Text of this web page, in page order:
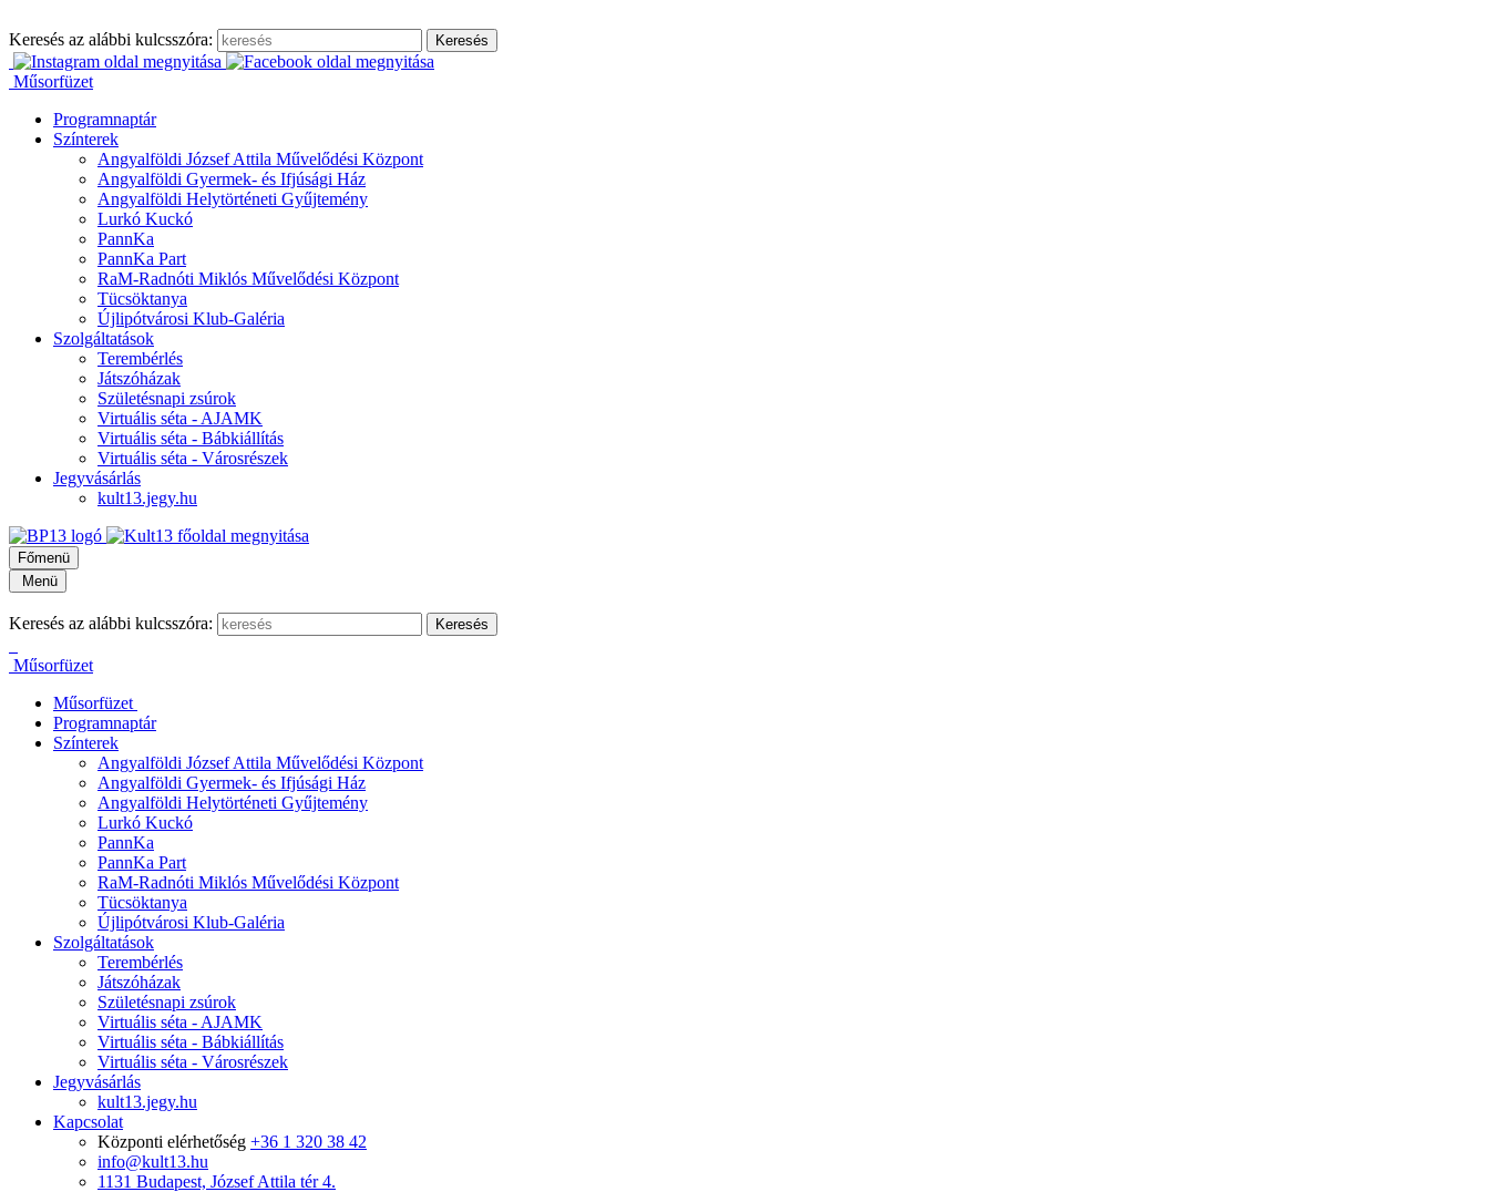
a
tartalomhoz
Keresés az alábbi kulcsszóra:
Műsorfüzet
Programnaptár
Színterek
Angyalföldi József Attila Művelődési Központ
Angyalföldi Gyermek- és Ifjúsági Ház
Angyalföldi Helytörténeti Gyűjtemény
Lurkó Kuckó
PannKa
PannKa Part
RaM-Radnóti Miklós Művelődési Központ
Tücsöktanya
Újlipótvárosi Klub-Galéria
Szolgáltatások
Terembérlés
Játszóházak
Születésnapi zsúrok
Virtuális séta - AJAMK
Virtuális séta - Bábkiállítás
Virtuális séta - Városrészek
Jegyvásárlás
kult13.jegy.hu
Főmenü
Menü
Keresés az alábbi kulcsszóra:
Műsorfüzet
Műsorfüzet
Programnaptár
Színterek
Angyalföldi József Attila Művelődési Központ
Angyalföldi Gyermek- és Ifjúsági Ház
Angyalföldi Helytörténeti Gyűjtemény
Lurkó Kuckó
PannKa
PannKa Part
RaM-Radnóti Miklós Művelődési Központ
Tücsöktanya
Újlipótvárosi Klub-Galéria
Szolgáltatások
Terembérlés
Játszóházak
Születésnapi zsúrok
Virtuális séta - AJAMK
Virtuális séta - Bábkiállítás
Virtuális séta - Városrészek
Jegyvásárlás
kult13.jegy.hu
Kapcsolat
Központi elérhetőség +36 1 320 38 42
info@kult13.hu
1131 Budapest, József Attila tér 4.